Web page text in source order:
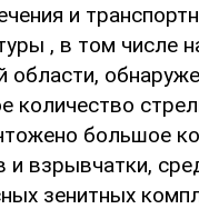
и
, в том числе
области,
количество
большое
и взрывчатки,
зенитных